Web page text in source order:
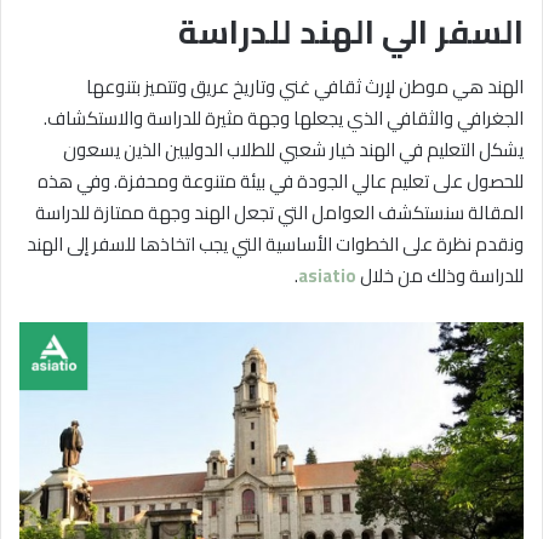
السفر الي الهند للدراسة
الهند هي موطن لإرث ثقافي غني وتاريخ عريق وتتميز بتنوعها
الجغرافي والثقافي الذي يجعلها وجهة مثيرة للدراسة والاستكشاف.
يشكل التعليم في الهند خيار شعبي للطلاب الدوليين الذين يسعون
للحصول على تعليم عالي الجودة في بيئة متنوعة ومحفزة. وفي هذه
المقالة سنستكشف العوامل التي تجعل الهند وجهة ممتازة للدراسة
ونقدم نظرة على الخطوات الأساسية التي يجب اتخاذها للسفر إلى الهند
للدراسة وذلك من خلالasiatio
.